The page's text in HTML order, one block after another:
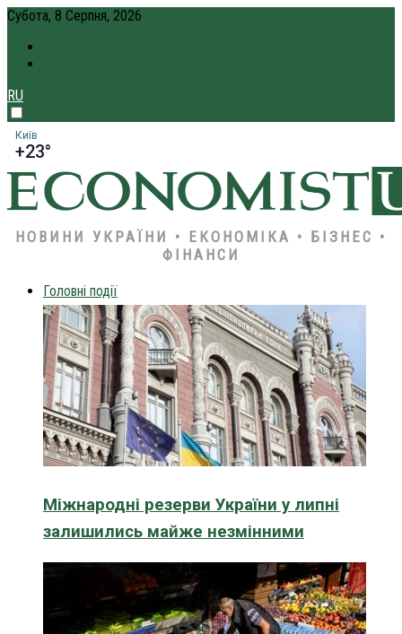
Субота, 8 Серпня, 2026
RU
Київ
+23°
НОВИНИ УКРАЇНИ • ЕКОНОМІКА • БІЗНЕС •
ФІНАНСИ
Головні події
Міжнародні резерви України у липні
залишились майже незмінними